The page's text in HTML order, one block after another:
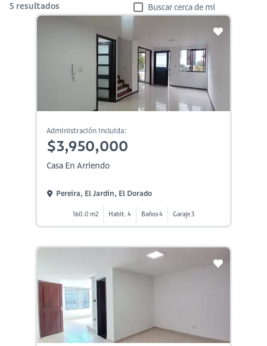
5 resultados Buscar cerca de mi
Administración incluida:
$3,950,000
Casa En Arriendo
Pereira, El Jardin, El Dorado
160.0 m2 Habit. 4 Baños 4 Garaje 3